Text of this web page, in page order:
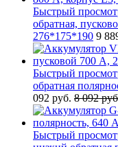
Быстрый
обратная,
276*175*190 9
Быстрый
обратная
092 руб. 8 092
Быстрый